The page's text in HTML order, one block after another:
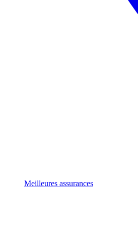
Meilleures assurances